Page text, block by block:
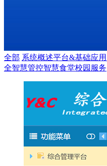
全部 系统概述平台&基础应用
全智慧管控智慧食堂校园服务